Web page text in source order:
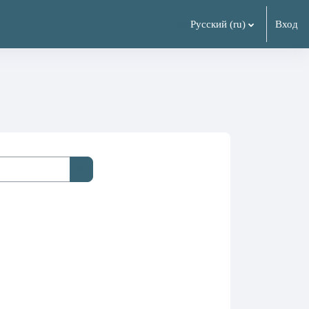
Русский ‎(ru)‎ Вход
Поиск курса